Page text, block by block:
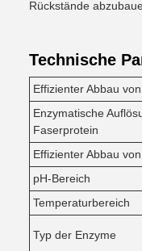
Rückstände
Technische
Effizienter Abbau
Enzymatische
Faserprotein
Effizienter Abbau
pH-Bereich
Temperaturbereich
Typ der Enzyme